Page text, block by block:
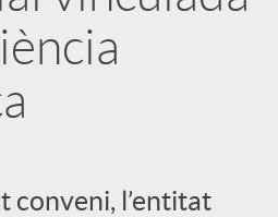
conveni, l’entitat